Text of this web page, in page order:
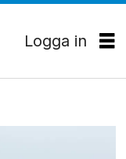
Logga in